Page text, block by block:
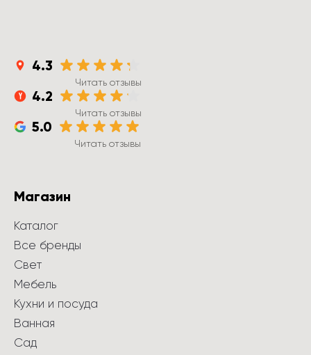
4.3
Читать отзывы
4.2
Читать отзывы
5.0
Читать отзывы
Магазин
Каталог
Все бренды
Свет
Мебель
Кухни и посуда
Ванная
Сад